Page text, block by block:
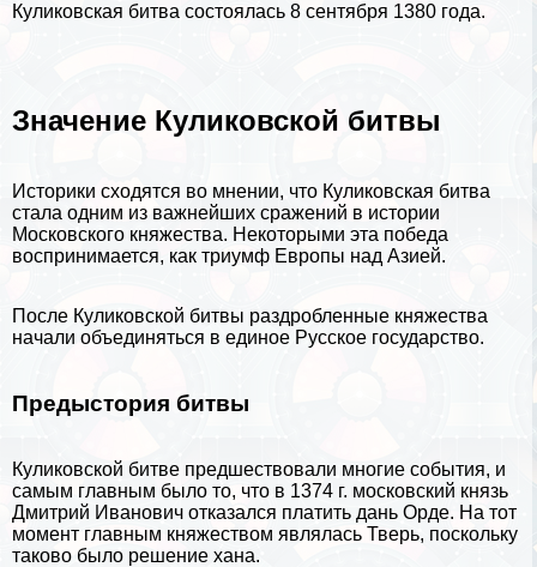
Куликовская битва состоялась 8 сентября 1380 года.
Значение Куликовской битвы
Историки сходятся во мнении, что Куликовская битва
стала одним из важнейших сражений в истории
Московского княжества. Некоторыми эта победа
воспринимается, как триумф Европы над Азией.
После Куликовской битвы раздробленные княжества
начали объединяться в единое Русское государство.
Предыстория битвы
Куликовской битве предшествовали многие события, и
самым главным было то, что в 1374 г. московский князь
Дмитрий Иванович отказался платить дань Орде. На тот
момент главным княжеством являлась Тверь, поскольку
таково было решение хана.